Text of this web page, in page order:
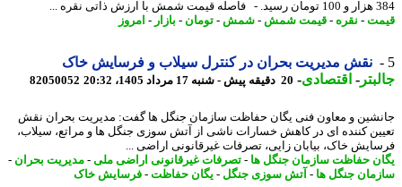
-نقره -قیمت شمش-شمش-تومان-بازار - امروز
نقش مدیریت بحران در کنترل سیلاب و فرسایش خاک
-اقتصادی-20 دقیقه پیش - شنبه 17 مرداد 1405، 20:32 82050052
و معاون فنی یگان حفاظت سازمان جنگل ها گفت: مدیریت بحران نقش
کننده ای در کاهش خسارات ناشی از آتش سوزی جنگل ها و مراتع، سیلاب،
خاک، بیابان زایی، تصرفات غیرقانونی اراضی ...
حفاظت سازمان جنگل ها- تصرفات غیرقانونی اراضی ملی -مدیریت بحران-
جنگل ها- آتش سوزی جنگل-یگان حفاظت-فرسایش خاک